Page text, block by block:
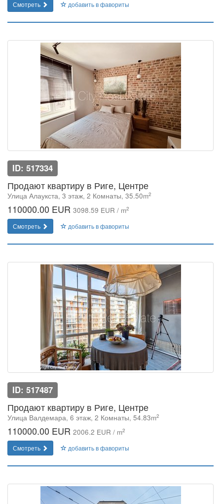
Смотреть добавить в фавориты
ID: 517334
Продают квартиру в Риге, Центре
Улица Алаукста, 3 этаж, 2 Комнаты, 35.50m2
110000.00 EUR 3098.59 EUR / m2
Смотреть добавить в фавориты
ID: 517487
Продают квартиру в Риге, Центре
Улица Валдемара, 6 этаж, 2 Комнаты, 54.83m2
110000.00 EUR 2006.2 EUR / m2
Смотреть добавить в фавориты